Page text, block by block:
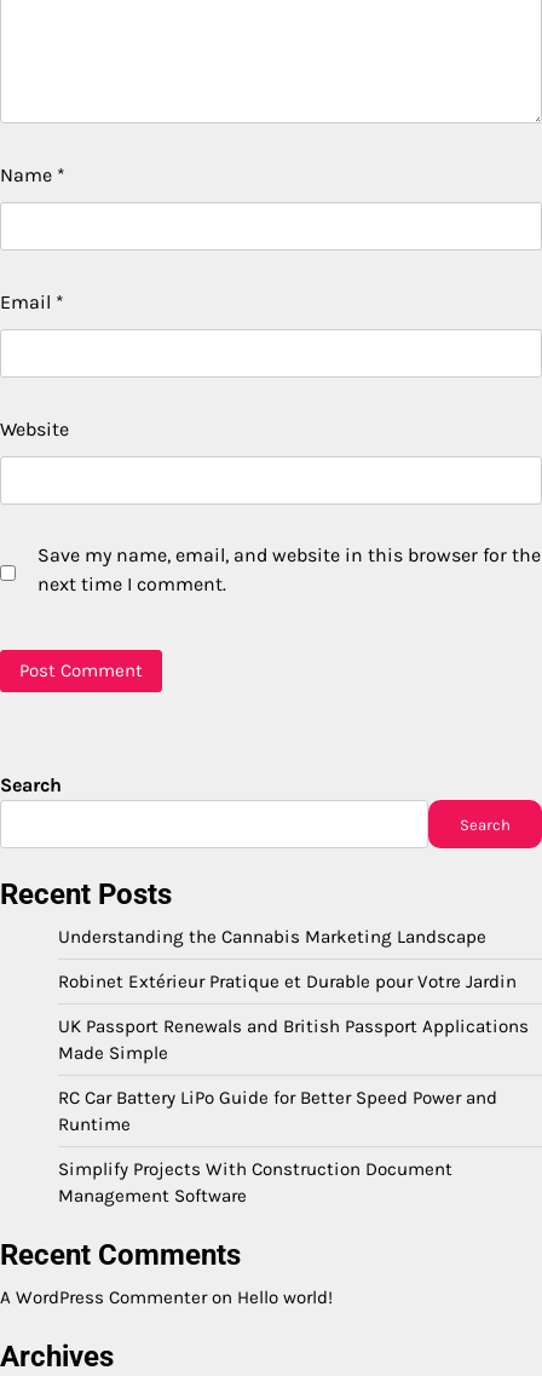
Name *
Email *
Website
Save my name, email, and website in this browser for the
next time I comment.
Search
Search
Recent Posts
Understanding the Cannabis Marketing Landscape
Robinet Extérieur Pratique et Durable pour Votre Jardin
UK Passport Renewals and British Passport Applications
Made Simple
RC Car Battery LiPo Guide for Better Speed Power and
Runtime
Simplify Projects With Construction Document
Management Software
Recent Comments
A WordPress Commenteron Hello world!
Archives